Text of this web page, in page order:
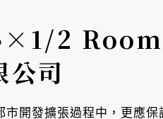
×1/2
司
開發擴張過程中，更應